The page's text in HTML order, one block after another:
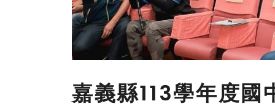
嘉義縣113學年度